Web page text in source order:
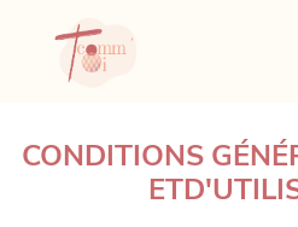
CONDITIONS